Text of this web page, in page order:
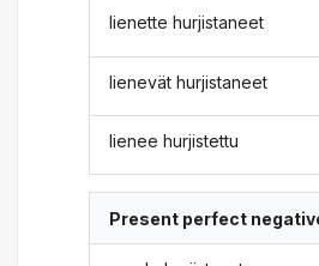
lienette hurjistaneet
lienevät hurjistaneet
lienee hurjistettu
Present perfect